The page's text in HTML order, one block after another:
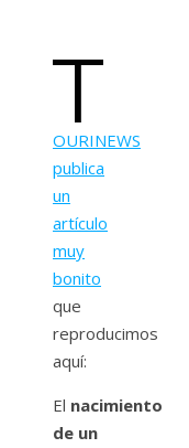
T
OURINEWS
publica
un
artículo
muy
bonito
que
reproducimos
aquí:
El nacimiento
de un